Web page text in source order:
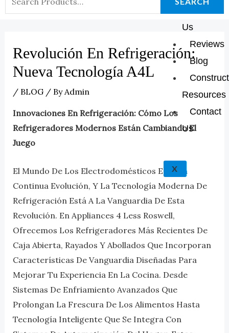
Us
Reviews
Blog
Resources
Contact
Us
X
For:
Revolución En Refrigeración:
Nueva Tecnología A4L
/ BLOG/ ByAdmin
Innovaciones En Refrigeración: Cómo Los
Refrigeradores Modernos Están Cambiando El
Juego
El Mundo De Los Electrodomésticos Está En
Continua Evolución, Y La Tecnología Moderna De
Refrigeración Está A La Vanguardia De Esta
Revolución. En Appliances 4 Less Roswell,
Ofrecemos Los Refrigeradores Más Recientes De
Caja Abierta, Rayados Y Abollados Que Incorporan
Características De Vanguardia Diseñadas Para
Mejorar Tu Experiencia En La Cocina. Desde
Sistemas De Enfriamiento Avanzados Que
Prolongan La Frescura De Los Alimentos Hasta
Tecnología Inteligente Que Se Integra Con